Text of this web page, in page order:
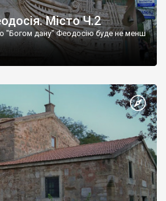
Місто Ч.2
"Богом дану" Феодосію буде не менш